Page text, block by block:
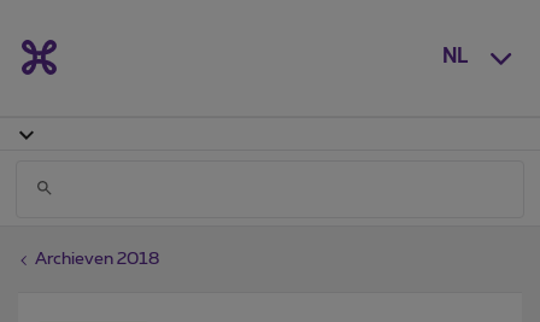
NL
Archieven 2018